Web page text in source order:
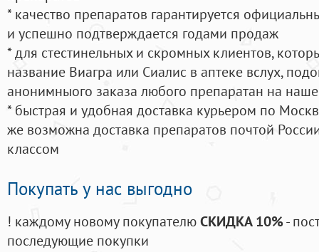
* качество препаратов гарантируется
и успешно подтверждается годами продаж
* для стестинельных и скромных клиентов,
название Виагра или Сиалис в аптеке вслух,
анонимныого заказа любого препаратан на
* быстрая и удобная доставка курьером по
же возможна доставка препаратов почтой
классом
Покупать у нас выгодно
! каждому новому покупателюСКИДКА 10%-
последующие покупки